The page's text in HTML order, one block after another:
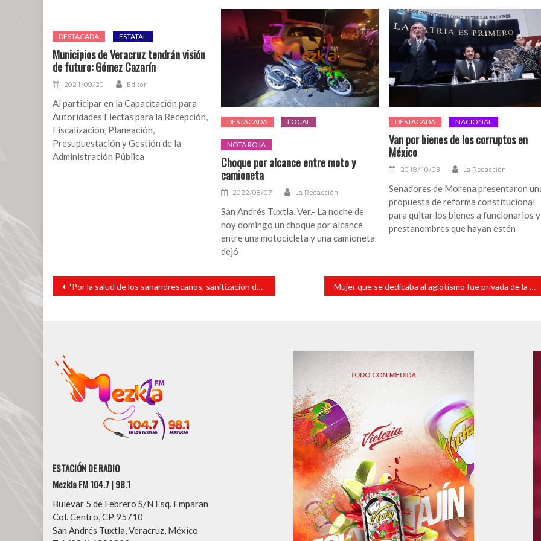
DESTACADA ESTATAL
Municipios de Veracruz tendrán visión
de futuro: Gómez Cazarín
2021/09/20 Editor
Al participar en la Capacitación para
Autoridades Electas para la Recepción,
Fiscalización, Planeación,
Presupuestación y Gestión de la
Administración Pública
DESTACADA LOCAL
NOTA ROJA
Choque por alcance entre moto y
camioneta
2022/08/07 La Redacción
San Andrés Tuxtla, Ver.- La noche de
hoy domingo un choque por alcance
entre una motocicleta y una camioneta
dejó
DESTACADA NACIONAL
Van por bienes de los corruptos en
México
2018/10/03 La Redacción
Senadores de Morena presentaron
propuesta de reforma constitucional
para quitar los bienes a funcionarios y
prestanombres que hayan estén
Navegación
entradas
“Por la salud de los sanandrescanos, sanitización del Mercado Municipal será permanente”: Tavo Pérez Mujer que se dedicaba al agiotismo fue privada de la vida.
ESTACIÓN DE RADIO
Mezkla FM 104.7 | 98.1
Bulevar 5 de Febrero S/N Esq. Emparan
Col. Centro, CP 95710
San Andrés Tuxtla, Veracruz, México